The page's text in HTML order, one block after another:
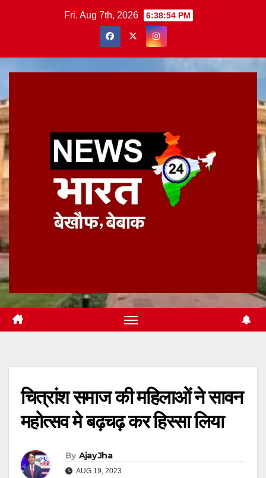
Fri. Aug 7th, 2026 6:38:54 PM
चित्रांश समाज की महिलाओं ने सावन
महोत्सव मे बढ़चढ़ कर हिस्सा लिया
By Ajay Jha
AUG 19, 2023